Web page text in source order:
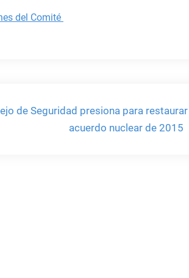
del Comité
de Seguridad presiona para restaurar
acuerdo nuclear de 2015